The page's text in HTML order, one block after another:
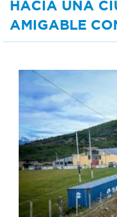
HACIA UNA
AMIGABLE